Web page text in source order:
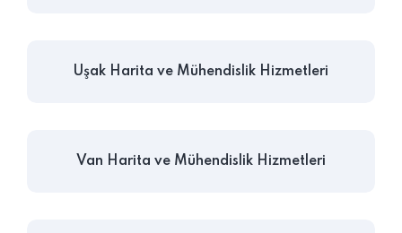
Uşak Harita ve Mühendislik Hizmetleri
Van Harita ve Mühendislik Hizmetleri